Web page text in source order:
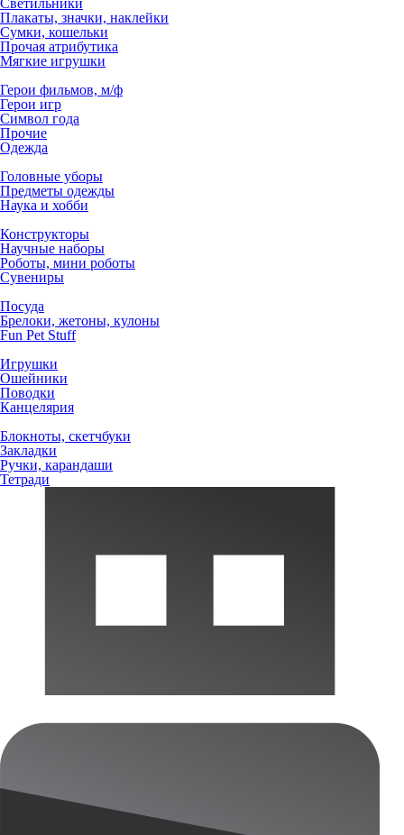
Светильники
Плакаты, значки, наклейки
Сумки, кошельки
Прочая атрибутика
Мягкие игрушки
Герои фильмов, м/ф
Герои игр
Символ года
Прочие
Одежда
Головные уборы
Предметы одежды
Наука и хобби
Конструкторы
Научные наборы
Роботы, мини роботы
Сувениры
Посуда
Брелоки, жетоны, кулоны
Fun Pet Stuff
Игрушки
Ошейники
Поводки
Канцелярия
Блокноты, скетчбуки
Закладки
Ручки, карандаши
Тетради